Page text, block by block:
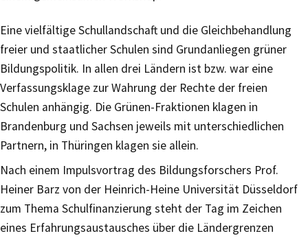
Eine vielfältige Schullandschaft und die Gleichbehandlung
freier und staatlicher Schulen sind Grundanliegen grüner
Bildungspolitik. In allen drei Ländern ist bzw. war eine
Verfassungsklage zur Wahrung der Rechte der freien
Schulen anhängig. Die Grünen-Fraktionen klagen in
Brandenburg und Sachsen jeweils mit unterschiedlichen
Partnern, in Thüringen klagen sie allein.
Nach einem Impulsvortrag des Bildungsforschers Prof.
Heiner Barz von der Heinrich-Heine Universität Düsseldorf
zum Thema Schulfinanzierung steht der Tag im Zeichen
eines Erfahrungsaustausches über die Ländergrenzen